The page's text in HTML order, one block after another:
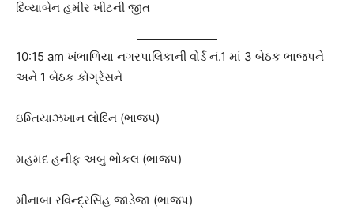
દિવ્યાબેન હમીર ખીંટની જીત
10:15 am ખંભાળિયા નગરપાલિકાની વોર્ડ નં.1 માં 3 બેઠક ભાજપને
અને 1 બેઠક કોંગ્રેસને
ઇમ્તિયાઝખાન લોદિન (ભાજપ)
મહમંદ હનીફ અબુ ભોકલ (ભાજપ)
મીનાબા રવિન્દ્રસિંહ જાડેજા (ભાજપ)